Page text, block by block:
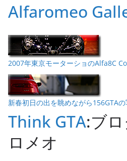
Alfaromeo
2007年東京モーターショのAlfa8C
新春初日の出を眺めながら156GTA
Think GTA:ブ
ロメオ